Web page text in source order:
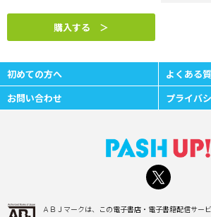
購入する ＞
初めての方へ
よくある
お問い合わせ
プライバ
ＡＢＪマークは、この電子書店・電子書籍配信サー